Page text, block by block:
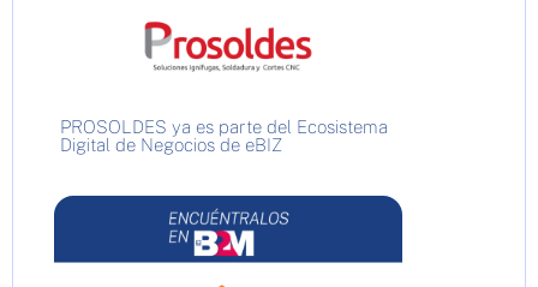
PROSOLDES ya es parte del Ecosistema
Digital de Negocios de eBIZ